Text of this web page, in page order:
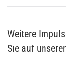
Weitere
Sie auf